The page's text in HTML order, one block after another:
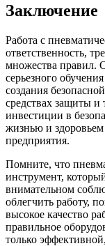
Заключение
Работа с
ответственность,
множества правил.
серьезного
создания
средствах защиты
инвестиции в
жизнью и здоровьем
предприятия.
Помните, что
инструмент,
внимательном
облегчить работу,
высокое качество
правильное
только